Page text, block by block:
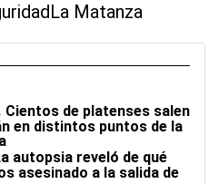
La Matanza
Cientos de platenses salen
en distintos puntos de la
autopsia reveló de qué
asesinado a la salida de